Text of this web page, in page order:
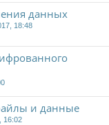
данных
18:48
и данные
16:02